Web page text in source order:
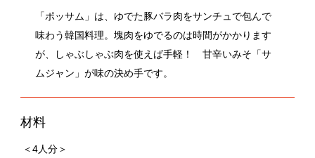
が、しゃぶしゃぶ肉を使えば手軽！ 甘辛いみそ「サ
材料
＜4人分＞
豚しゃぶしゃぶ肉 （バラ）
大葉